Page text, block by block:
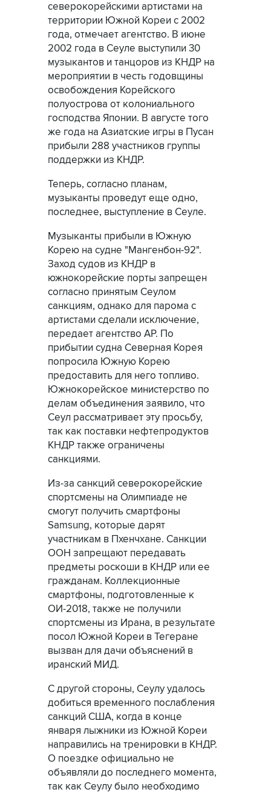
северокорейскими артистами на
территории Южной Кореи с 2002
года, отмечает агентство. В июне
2002 года в Сеуле выступили 30
музыкантов и танцоров из КНДР на
мероприятии в честь годовщины
освобождения Корейского
полуострова от колониального
господства Японии. В августе того
же года на Азиатские игры в Пусан
прибыли 288 участников группы
поддержки из КНДР.
Теперь, согласно планам,
музыканты проведут еще одно,
последнее, выступление в Сеуле.
Музыканты прибыли в Южную
Корею на судне "Мангенбон-92".
Заход судов из КНДР в
южнокорейские порты запрещен
согласно принятым Сеулом
санкциям, однако для парома с
артистами сделали исключение,
передает агентство АР. По
прибытии судна Северная Корея
попросила Южную Корею
предоставить для него топливо.
Южнокорейское министерство по
делам объединения заявило, что
Сеул рассматривает эту просьбу,
так как поставки нефтепродуктов
КНДР также ограничены
санкциями.
Из-за санкций северокорейские
спортсмены на Олимпиаде не
смогут получить смартфоны
Samsung, которые дарят
участникам в Пхенчхане. Санкции
ООН запрещают передавать
предметы роскоши в КНДР или ее
гражданам. Коллекционные
смартфоны, подготовленные к
ОИ-2018, также не получили
спортсмены из Ирана, в результате
посол Южной Кореи в Тегеране
вызван для дачи объяснений в
иранский МИД.
С другой стороны, Сеулу удалось
добиться временного послабления
санкций США, когда в конце
января лыжники из Южной Кореи
направились на тренировки в КНДР.
О поездке официально не
объявляли до последнего момента,
так как Сеулу было необходимо